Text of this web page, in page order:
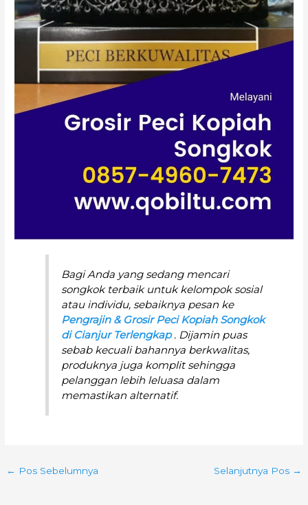
Bagi Anda yang sedang mencari
songkok terbaik untuk kelompok sosial
atau individu, sebaiknya pesan ke
Pengrajin & Grosir Peci Kopiah Songkok
di Cianjur Terlengkap. Dijamin puas
sebab kecuali bahannya berkwalitas,
produknya juga komplit sehingga
pelanggan lebih leluasa dalam
memastikan alternatif.
← Pos Sebelumnya Selanjutnya Pos →